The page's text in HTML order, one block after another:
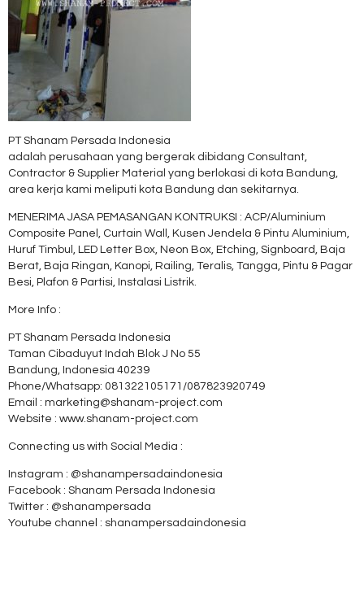
PT Shanam Persada Indonesia
adalah perusahaan yang bergerak dibidang Consultant,
Contractor & Supplier Material yang berlokasi di kota Bandung,
area kerja kami meliputi kota Bandung dan sekitarnya.
MENERIMA JASA PEMASANGAN KONTRUKSI : ACP/Aluminium
Composite Panel, Curtain Wall, Kusen Jendela & Pintu Aluminium,
Huruf Timbul, LED Letter Box, Neon Box, Etching, Signboard, Baja
Berat, Baja Ringan, Kanopi, Railing, Teralis, Tangga, Pintu & Pagar
Besi, Plafon & Partisi, Instalasi Listrik.
More Info :
PT Shanam Persada Indonesia
Taman Cibaduyut Indah Blok J No 55
Bandung, Indonesia 40239
Phone/Whatsapp: 081322105171/087823920749
Email : marketing@shanam-project.com
Website : www.shanam-project.com
Connecting us with Social Media :
Instagram : @shanampersadaindonesia
Facebook : Shanam Persada Indonesia
Twitter : @shanampersada
Youtube channel : shanampersadaindonesia